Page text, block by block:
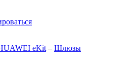
eKit – Шлюзы